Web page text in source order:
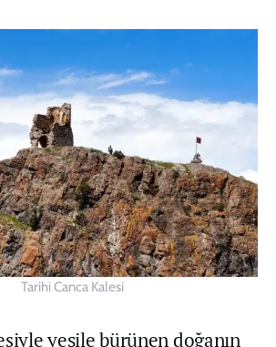
Tarihi Canca Kalesi
yeşile bürünen doğanın